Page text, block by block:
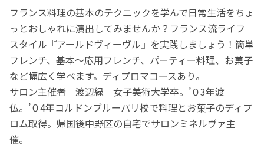
フランス料理の基本のテクニックを学んで日常生活をちょ
っとおしゃれに演出してみませんか？フランス流ライフ
スタイル『アールドヴィーヴル』を実践しましょう！簡単
フレンチ、基本〜応用フレンチ、パーティー料理、お菓子
など幅広く学べます。ディプロマコースあり。
サロン主催者 渡辺緑 女子美術大学卒。’０3年渡
仏。’０4年コルドンブルーパリ校で料理とお菓子のディプ
ロム取得。帰国後中野区の自宅でサロンミネルヴァ主
催。